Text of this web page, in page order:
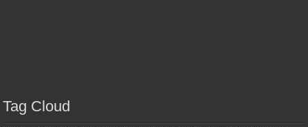
Tag Cloud